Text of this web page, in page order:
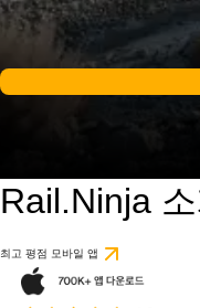
Rail.Ninja
최고 평점 모바일 앱